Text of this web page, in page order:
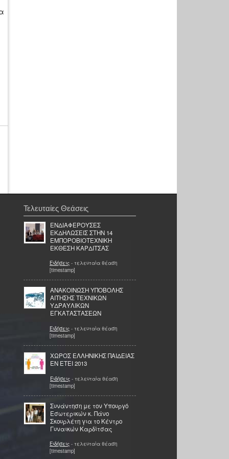
Τελευταίες Θεάσεις
ΕΝΔΙΑΦΕΡΟΥΣΕΣ
ΕΚΔΗΛΩΣΕΙΣ ΣΤΗΝ 14
ΕΜΠΟΡΟΒΙΟΤΕΧΝΙΚΗ
ΕΚΘΕΣΗ ΚΑΡΔΙΤΣΑΣ
Ειδήσεις - τελευταία θέαση
[timestamp]
AΝΑΚΟΙΝΩΣΗ ΥΠΟΒΟΛΗΣ
ΑΙΤΗΣΗΣ ΤΕΧΝΙΚΩΝ
ΥΔΡΑΥΛΙΚΩΝ
ΕΓΚΑΤΑΣΤΑΣΕΩΝ
Ειδήσεις - τελευταία θέαση
[timestamp]
ΧΩΡΟΣ ΕΛΛΗΝΙΚΗΣ ΠΑΙΔΕΙΑΣ
ΕΝ ΕΤΕΙ 2013
Ειδήσεις - τελευταία θέαση
[timestamp]
Συνάντηση με τον Υπουργό
Εσωτερικών κ. Πάνο
Σκουρλέτη για το Κέντρο
Γυναικών Καρδίτσας
Ειδήσεις - τελευταία θέαση
[timestamp]